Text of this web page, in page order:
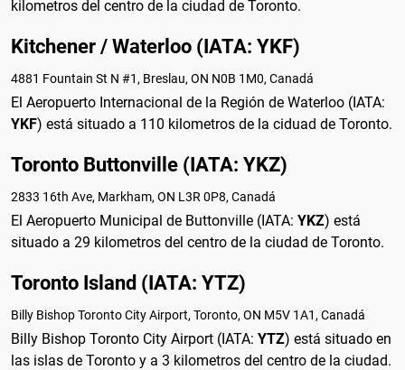
kilometros del centro de la ciudad de Toronto.
Kitchener / Waterloo (IATA: YKF)
4881 Fountain St N #1, Breslau, ON N0B 1M0, Canadá
El Aeropuerto Internacional de la Región de Waterloo (IATA:
YKF) está situado a 110 kilometros de la ciduad de Toronto.
Toronto Buttonville (IATA: YKZ)
2833 16th Ave, Markham, ON L3R 0P8, Canadá
El Aeropuerto Municipal de Buttonville (IATA: YKZ) está
situado a 29 kilometros del centro de la ciudad de Toronto.
Toronto Island (IATA: YTZ)
Billy Bishop Toronto City Airport, Toronto, ON M5V 1A1, Canadá
Billy Bishop Toronto City Airport (IATA: YTZ) está situado en
las islas de Toronto y a 3 kilometros del centro de la ciudad.